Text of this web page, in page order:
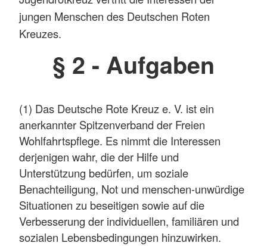
jungen Menschen des Deutschen Roten
Kreuzes.
§ 2 - Aufgaben
(1) Das Deutsche Rote Kreuz e. V. ist ein
anerkannter Spitzenverband der Freien
Wohlfahrtspflege. Es nimmt die Interessen
derjenigen wahr, die der Hilfe und
Unterstützung bedürfen, um soziale
Benachteiligung, Not und menschen-unwürdige
Situationen zu beseitigen sowie auf die
Verbesserung der individuellen, familiären und
sozialen Lebensbedingungen hinzuwirken.